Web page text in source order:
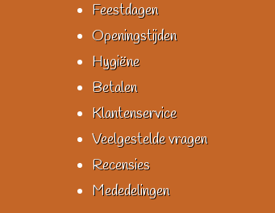
Feestdagen
Openingstijden
Hygiëne
Betalen
Klantenservice
Veelgestelde vragen
Recensies
Mededelingen